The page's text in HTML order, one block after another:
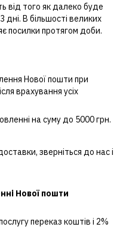
від того як далеко буде
В більшості великих
посилки протягом доби.
Нової пошти при
врахування усіх
на суму до 5000 грн.
зверніться до нас і
Нової пошти
переказ коштів і 2%